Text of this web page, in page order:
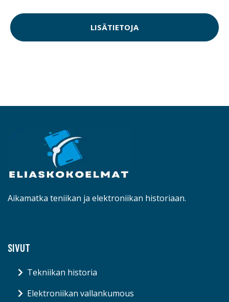
LISÄTIETOJA
Aikamatka teniikan ja elektroniikan historiaan.
SIVUT
Tekniikan historia
Elektroniikan vallankumous